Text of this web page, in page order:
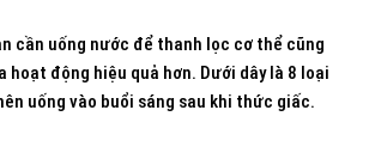
cần uống nước để thanh lọc cơ thể cũng
hoạt động hiệu quả hơn. Dưới dây là 8 loại
uống vào buổi sáng sau khi thức giấc.